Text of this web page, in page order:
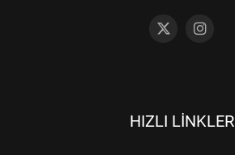
HIZLI LINKLER